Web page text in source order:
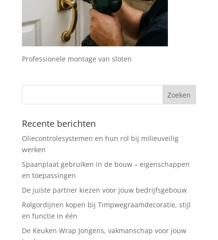
Professionele montage van sloten
Recente berichten
Oliecontrolesystemen en hun rol bij milieuveilig
werken
Spaanplaat gebruiken in de bouw – eigenschappen
en toepassingen
De juiste partner kiezen voor jouw bedrijfsgebouw
Rolgordijnen kopen bij Timpwegraamdecoratie, stijl
en functie in één
De Keuken Wrap Jongens, vakmanschap voor jouw